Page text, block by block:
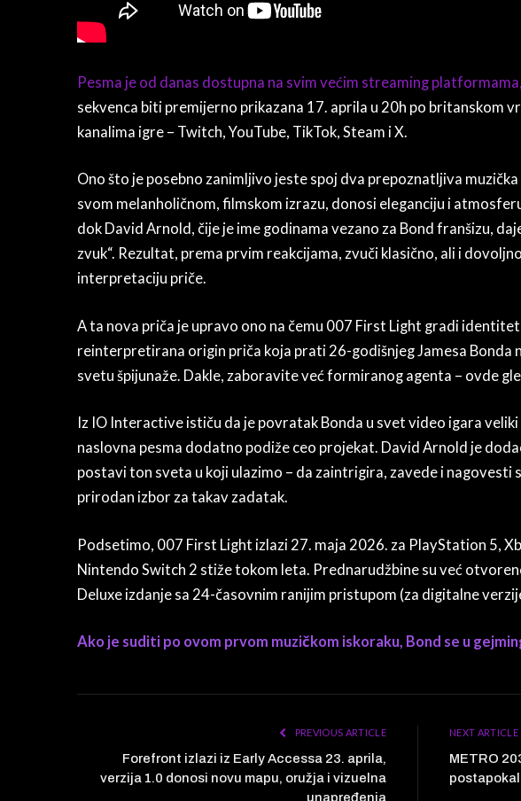
Pesma je od danas dostupna na svim većim streaming platformama,
sekvenca biti premijerno prikazana 17. aprila u 20h po britanskom
kanalima igre – Twitch, YouTube, TikTok, Steam i X.
Ono što je posebno zanimljivo jeste spoj dva prepoznatljiva
svom melanholičnom, filmskom izrazu, donosi eleganciju i
dok David Arnold, čije je ime godinama vezano za Bond franšizu,
zvuk“. Rezultat, prema prvim reakcijama, zvuči klasično, ali i
interpretaciju priče.
A ta nova priča je upravo ono na čemu 007 First Light gradi
reinterpretirana origin priča koja prati 26-godišnjeg Jamesa Bonda
svetu špijunaže. Dakle, zaboravite već formiranog agenta – ovde
Iz IO Interactive ističu da je povratak Bonda u svet video igara
naslovna pesma dodatno podiže ceo projekat. David Arnold je
postavi ton sveta u koji ulazimo – da zaintrigira, zavede i nagovesti
prirodan izbor za takav zadatak.
Podsetimo, 007 First Light izlazi 27. maja 2026. za PlayStation 5,
Nintendo Switch 2 stiže tokom leta. Prednarudžbine su već
Deluxe izdanje sa 24-časovnim ranijim pristupom (za digitalne
Ako je suditi po ovom prvom muzičkom iskoraku, Bond se u
PREVIOUS ARTICLE
Forefront izlazi iz Early Accessa 23. aprila,
verzija 1.0 donosi novu mapu, oružja i vizuelna
unapređenja
NEXT ARTICLE
METRO